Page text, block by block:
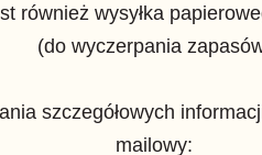
również wysyłka
(do wyczerpania
szczegółowych
mailowy: